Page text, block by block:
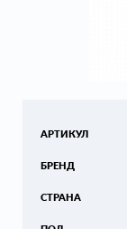
АРТИКУЛ
БРЕНД
СТРАНА